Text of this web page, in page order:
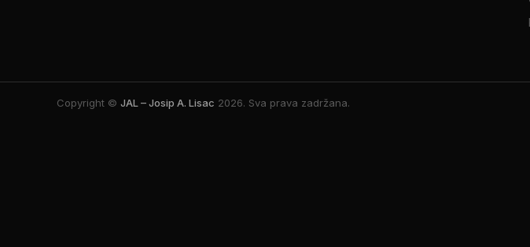
Copyright © JAL – Josip A. Lisac 2026. Sva prava zadržana.